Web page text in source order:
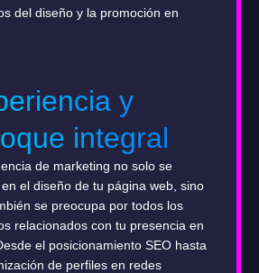
del diseño y la promoción en
y
integral
de marketing no solo se
el diseño de tu página web, sino
se preocupa por todos los
relacionados con tu presencia en
el posicionamiento SEO hasta
de perfiles en redes